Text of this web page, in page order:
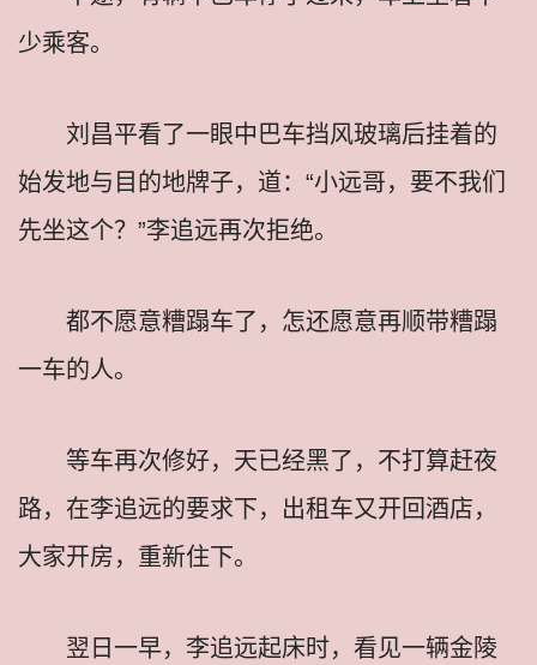
少乘客。
刘昌平看了一眼中巴车挡风玻璃后挂着的
始发地与目的地牌子，道：“小远哥，要不我们
先坐这个？”李追远再次拒绝。
都不愿意糟蹋车了，怎还愿意再顺带糟蹋
一车的人。
等车再次修好，天已经黑了，不打算赶夜
路，在李追远的要求下，出租车又开回酒店，
大家开房，重新住下。
翌日一早，李追远起床时，看见一辆金陵